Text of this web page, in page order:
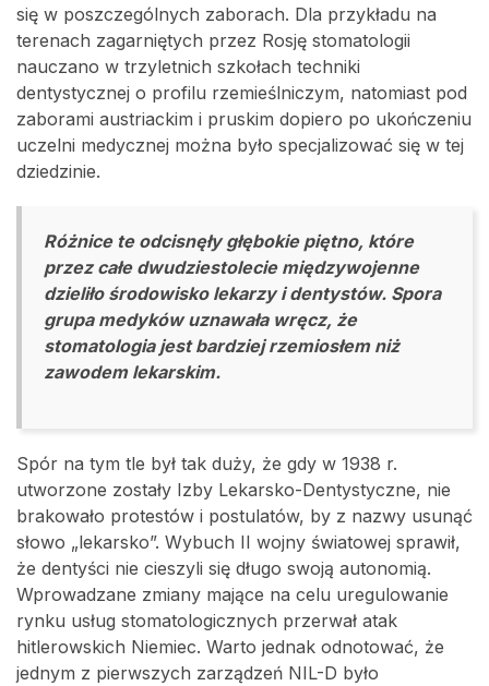
się w poszczególnych zaborach. Dla przykładu na
terenach zagarniętych przez Rosję stomatologii
nauczano w trzyletnich szkołach techniki
dentystycznej o profilu rzemieślniczym, natomiast pod
zaborami austriackim i pruskim dopiero po ukończeniu
uczelni medycznej można było specjalizować się w tej
dziedzinie.
Różnice te odcisnęły głębokie piętno, które
przez całe dwudziestolecie międzywojenne
dzieliło środowisko lekarzy i dentystów. Spora
grupa medyków uznawała wręcz, że
stomatologia jest bardziej rzemiosłem niż
zawodem lekarskim.
Spór na tym tle był tak duży, że gdy w 1938 r.
utworzone zostały Izby Lekarsko-Dentystyczne, nie
brakowało protestów i postulatów, by z nazwy usunąć
słowo „lekarsko”. Wybuch II wojny światowej sprawił,
że dentyści nie cieszyli się długo swoją autonomią.
Wprowadzane zmiany mające na celu uregulowanie
rynku usług stomatologicznych przerwał atak
hitlerowskich Niemiec. Warto jednak odnotować, że
jednym z pierwszych zarządzeń NIL-D było